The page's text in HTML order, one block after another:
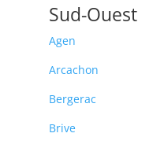
Sud-Ouest
Agen
Arcachon
Bergerac
Brive